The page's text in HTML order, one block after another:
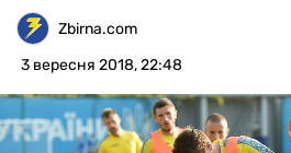
РІЗНЕ
БУКМЕКЕРИ
Zbirna.com
3 вересня 2018, 22:48